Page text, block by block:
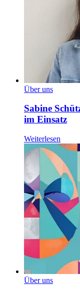
Über uns
Sabine
im Einsatz
Weiterlesen
Über uns